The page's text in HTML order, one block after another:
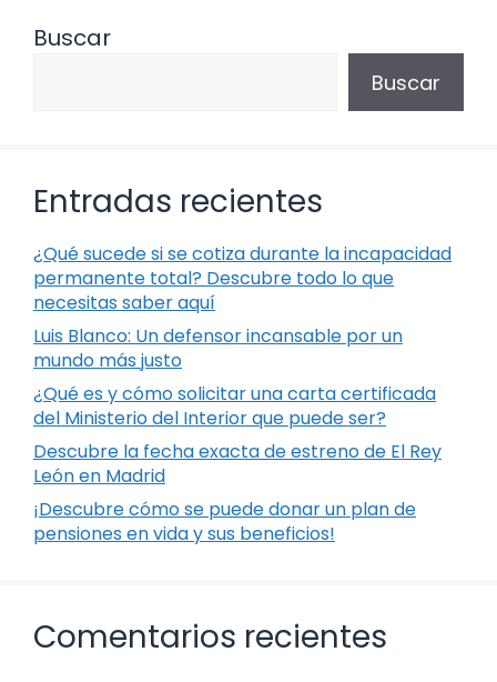
Buscar
Buscar
Entradas recientes
¿Qué sucede si se cotiza durante la incapacidad
permanente total? Descubre todo lo que
necesitas saber aquí
Luis Blanco: Un defensor incansable por un
mundo más justo
¿Qué es y cómo solicitar una carta certificada
del Ministerio del Interior que puede ser?
Descubre la fecha exacta de estreno de El Rey
León en Madrid
¡Descubre cómo se puede donar un plan de
pensiones en vida y sus beneficios!
Comentarios recientes